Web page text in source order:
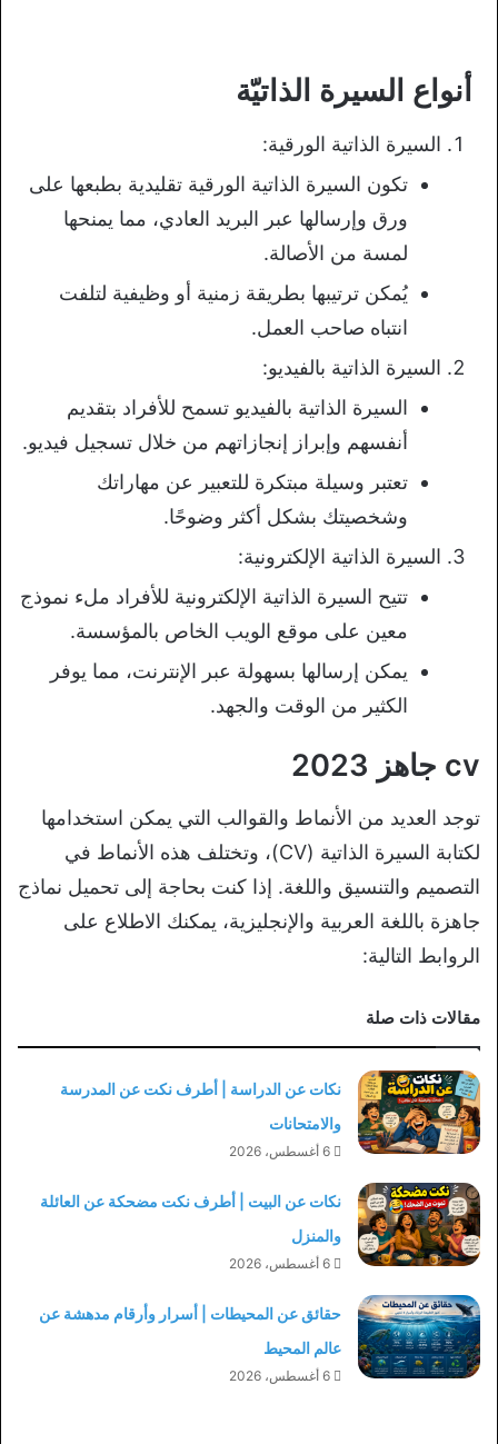
أنواع السيرة الذاتيّة
السيرة الذاتية الورقية:
تكون السيرة الذاتية الورقية تقليدية بطبعها على
ورق وإرسالها عبر البريد العادي، مما يمنحها
لمسة من الأصالة.
يُمكن ترتيبها بطريقة زمنية أو وظيفية لتلفت
انتباه صاحب العمل.
السيرة الذاتية بالفيديو:
السيرة الذاتية بالفيديو تسمح للأفراد بتقديم
أنفسهم وإبراز إنجازاتهم من خلال تسجيل فيديو.
تعتبر وسيلة مبتكرة للتعبير عن مهاراتك
وشخصيتك بشكل أكثر وضوحًا.
السيرة الذاتية الإلكترونية:
تتيح السيرة الذاتية الإلكترونية للأفراد ملء نموذج
معين على موقع الويب الخاص بالمؤسسة.
يمكن إرسالها بسهولة عبر الإنترنت، مما يوفر
الكثير من الوقت والجهد.
cv جاهز 2023
توجد العديد من الأنماط والقوالب التي يمكن استخدامها
لكتابة السيرة الذاتية (CV)، وتختلف هذه الأنماط في
التصميم والتنسيق واللغة. إذا كنت بحاجة إلى تحميل نماذج
جاهزة باللغة العربية والإنجليزية، يمكنك الاطلاع على
الروابط التالية:
مقالات ذات صلة
نكات عن الدراسة | أطرف نكت عن المدرسة
والامتحانات
6 أغسطس، 2026
نكات عن البيت | أطرف نكت مضحكة عن العائلة
والمنزل
6 أغسطس، 2026
حقائق عن المحيطات | أسرار وأرقام مدهشة عن
عالم المحيط
6 أغسطس، 2026